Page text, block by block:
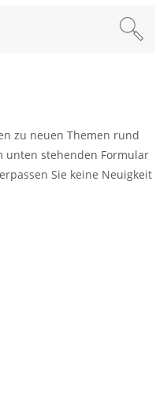
zu neuen Themen rund
unten stehenden Formular
Sie keine Neuigkeit